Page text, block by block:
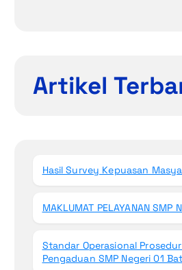
Artikel
Hasil Survey Kepuasan
MAKLUMAT PELAYANAN SMP
Standar Operasional
Pengaduan SMP Negeri 01